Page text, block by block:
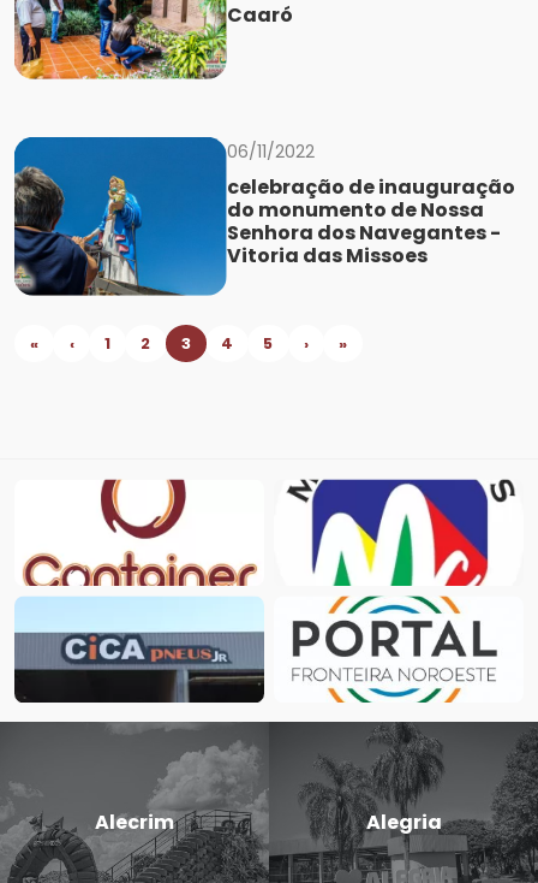
Caaró
06/11/2022
celebração de inauguração
do monumento de Nossa
Senhora dos Navegantes -
Vitoria das Missoes
« ‹ 1 2 3 4 5 › »
Alegria
Candido
Godói